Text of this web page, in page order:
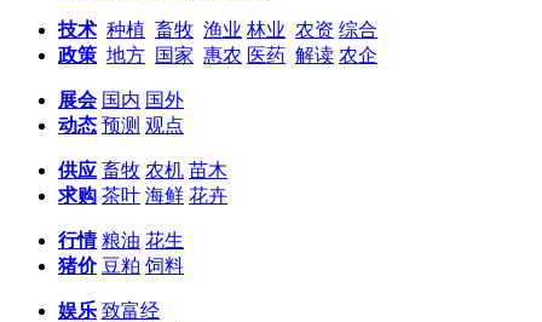
技术 种植 畜牧 渔业 林业 农资 综合
政策 地方 国家 惠农 医药 解读 农企
展会 国内 国外
动态 预测 观点
供应 畜牧 农机 苗木
求购 茶叶 海鲜 花卉
行情 粮油 花生
猪价 豆粕 饲料
娱乐 致富经